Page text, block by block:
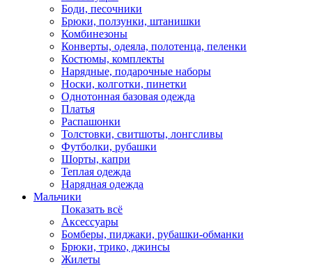
Боди, песочники
Брюки, ползунки, штанишки
Комбинезоны
Конверты, одеяла, полотенца, пеленки
Костюмы, комплекты
Нарядные, подарочные наборы
Носки, колготки, пинетки
Однотонная базовая одежда
Платья
Распашонки
Толстовки, свитшоты, лонгсливы
Футболки, рубашки
Шорты, капри
Теплая одежда
Нарядная одежда
Мальчики
Показать всё
Аксессуары
Бомберы, пиджаки, рубашки-обманки
Брюки, трико, джинсы
Жилеты